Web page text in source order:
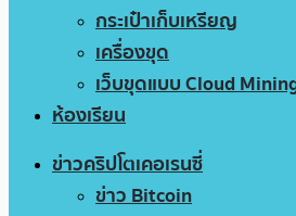
กระเป๋าเก็บเหรียญ
เครื่องขุด
เว็บขุดแบบ Cloud
ห้องเรียน
ข่าวคริปโตเคอเรนซี่
ข่าว Bitcoin